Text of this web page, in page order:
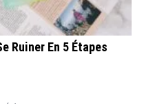
Ruiner En 5 Étapes